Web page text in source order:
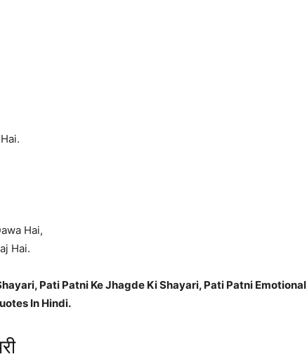
Hai,
Hai.
Pati Patni Ke Jhagde Ki Shayari, Pati Patni Emotional
In Hindi.